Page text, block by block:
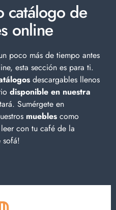
catálogo de
online
poco más de tiempo antes
esta sección es para ti.
descargables llenos
disponible en nuestra
Sumérgete en
muebles como
con tu café de la
sofá!